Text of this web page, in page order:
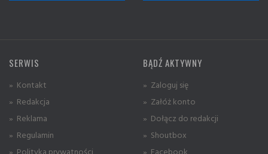
SERWIS
» Kontakt
» Redakcja
» Reklama
» Regulamin
» Polityka prywatności
BĄDŹ AKTYWNY
» Zaloguj się
» Załóż konto
» Dołącz do redakcji
» Shoutbox
» Facebook